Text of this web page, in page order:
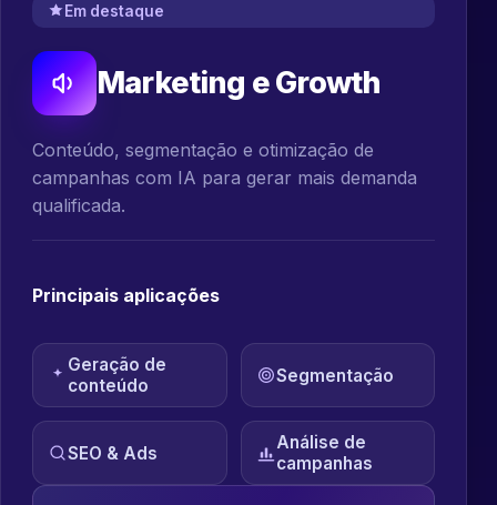
Em destaque
Marketing e Growth
Conteúdo, segmentação e otimização de
campanhas com IA para gerar mais demanda
qualificada.
Principais aplicações
Geração de
conteúdo
Segmentação
SEO & Ads
Análise de
campanhas